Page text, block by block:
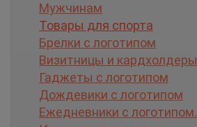
Мужчинам
Товары для спорта
Брелки с логотипом
Визитницы и кардхолдеры
Гаджеты с логотипом
Дождевики с логотипом
Ежедневники с логотипом.